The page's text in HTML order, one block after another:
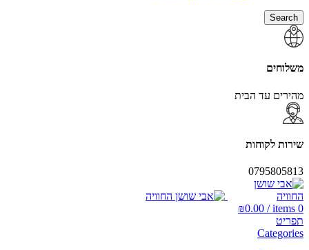
Search
משלוחים
מהירים עד הבית
שירות לקוחות
0795805813
0
items
/
₪0.00
תפריט
Categories